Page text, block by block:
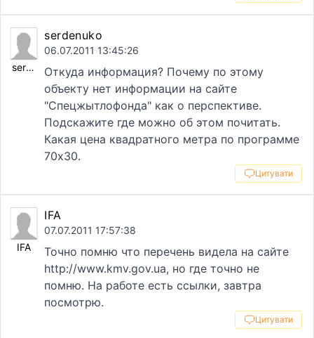
serdenuko
serdenuko
06.07.2011 13:45:26
Откуда информация? Почему по этому
объекту нет информации на сайте
"Спецжытлофонда" как о перспективе.
Подскажите где можно об этом почитать.
Какая цена квадратного метра по программе
70х30.
Цитувати
IFA
IFA
07.07.2011 17:57:38
Точно помню что перечень видела на сайте
http://www.kmv.gov.ua, но где точно не
помню. На работе есть ссылки, завтра
посмотрю.
Цитувати